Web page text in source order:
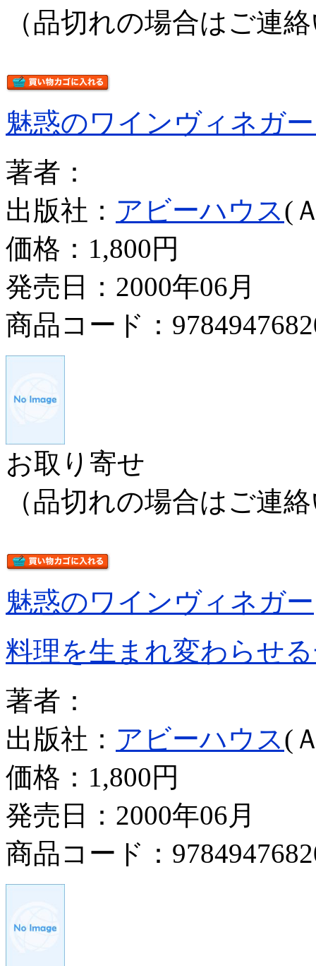
（品切れの場合はご連
魅惑のワインヴィネガ
著者：
出版社： アビーハウス(
価格： 1,800円
発売日：2000年06月
商品コード：
お取り寄せ
（品切れの場合はご連
魅惑のワインヴィネガー
料理を生まれ変わらせ
著者：
出版社： アビーハウス(
価格： 1,800円
発売日：2000年06月
商品コード：